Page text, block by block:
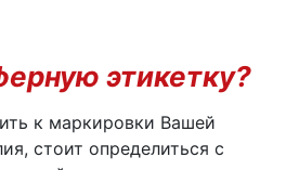
этикетку?
к маркировки Вашей
стоит определиться с